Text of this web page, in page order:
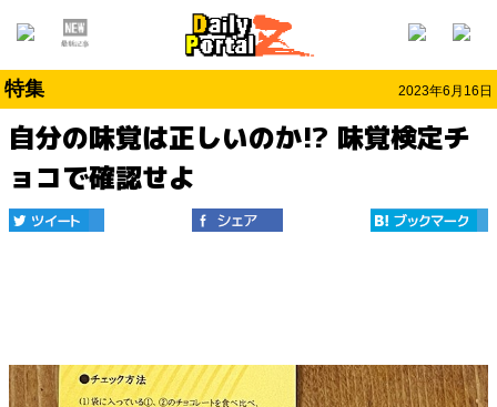
特集 2023年6月16日
自分の味覚は正しいのか!? 味覚検定チ
ョコで確認せよ